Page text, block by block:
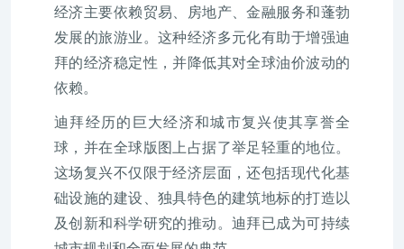
经济主要依赖贸易、房地产、金融服务和蓬勃
发展的旅游业。这种经济多元化有助于增强迪
拜的经济稳定性，并降低其对全球油价波动的
依赖。
迪拜经历的巨大经济和城市复兴使其享誉全
球，并在全球版图上占据了举足轻重的地位。
这场复兴不仅限于经济层面，还包括现代化基
础设施的建设、独具特色的建筑地标的打造以
及创新和科学研究的推动。迪拜已成为可持续